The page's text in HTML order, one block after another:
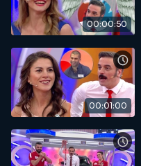
00:00:50
00:01:00